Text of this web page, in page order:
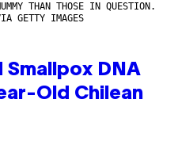
THAN THOSE IN QUESTION.
GETTY IMAGES
DNA
Old Chilean